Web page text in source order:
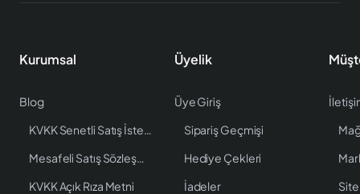
Kurumsal
Blog
KVKK Senetli Satış İstenen Bilgiler
Mesafeli Satış Sözleşmesi
KVKK Açık Rıza Metni
Üyelik
Üye Giriş
Sipariş Geçmişi
Hediye Çekleri
İadeler
Site